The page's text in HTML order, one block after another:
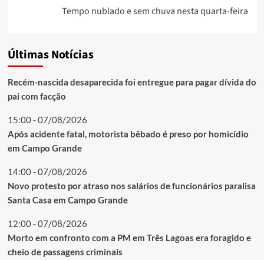
Tempo nublado e sem chuva nesta quarta-feira
Últimas Notícias
Recém-nascida desaparecida foi entregue para pagar dívida do
pai com facção
15:00 - 07/08/2026
Após acidente fatal, motorista bêbado é preso por homicídio
em Campo Grande
14:00 - 07/08/2026
Novo protesto por atraso nos salários de funcionários paralisa
Santa Casa em Campo Grande
12:00 - 07/08/2026
Morto em confronto com a PM em Três Lagoas era foragido e
cheio de passagens criminais